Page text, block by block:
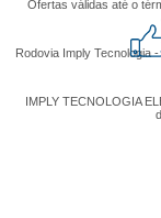
Ofertas válidas até o
Rodovia Imply Tecnologia
IMPLY TECNOLOGIA